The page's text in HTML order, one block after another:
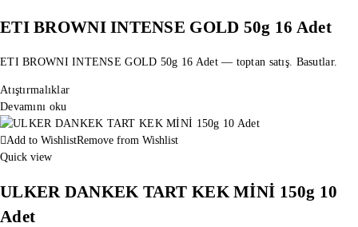
ETI BROWNI INTENSE GOLD 50g 16 Adet
ETI BROWNI INTENSE GOLD 50g 16 Adet — toptan satış. Basutlar.
Atıştırmalıklar
Devamını oku
Add to WishlistRemove from Wishlist
Quick view
ULKER DANKEK TART KEK MİNİ 150g 10
Adet